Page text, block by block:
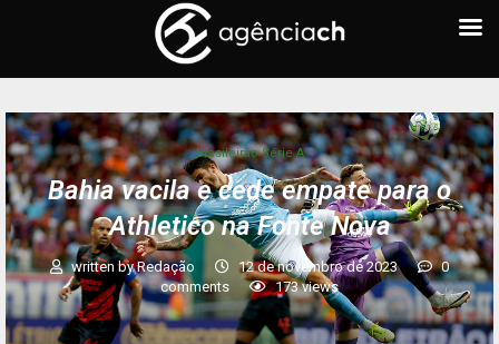
Brasileirão Série A
Bahia vacila e cede empate para o
Athletico na Fonte Nova
written byRedação 12 de novembro de 2023
0
comments
173views